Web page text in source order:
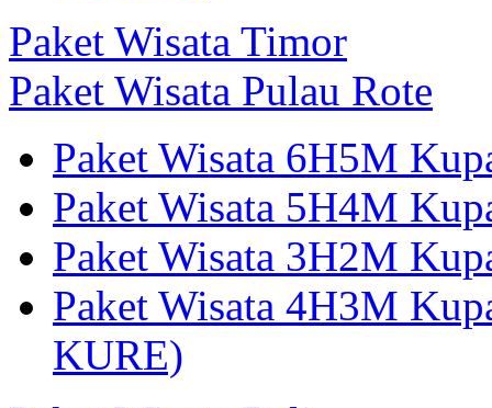
Paket Wisata Timor
Paket Wisata Pulau Rote
Paket Wisata 6H5M
Paket Wisata 5H4M
Paket Wisata 3H2M
Paket Wisata 4H3M
KURE)